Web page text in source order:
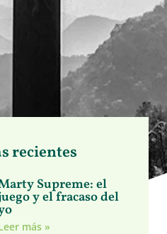
recientes
Supreme: el
y el fracaso del
más »